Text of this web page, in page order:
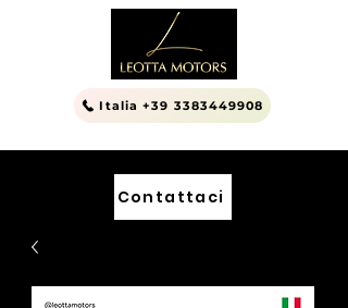
Italia +39 3383449908
Contattaci